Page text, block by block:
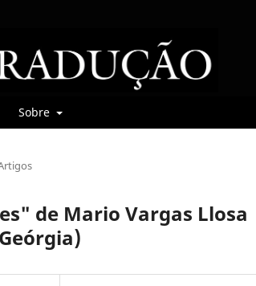
Sobre
de Mario Vargas Llosa